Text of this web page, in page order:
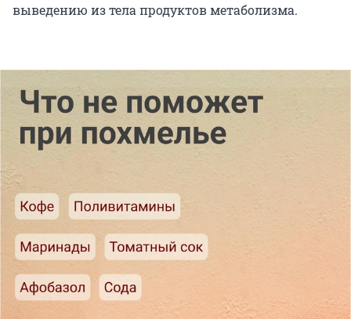
выведению из тела продуктов метаболизма.